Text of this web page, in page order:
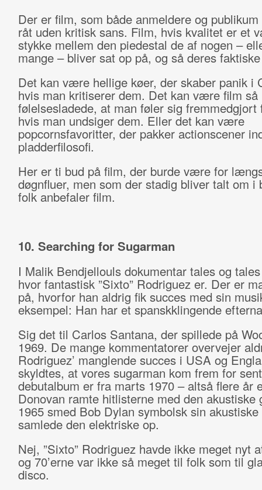
Der er film, som både anmeldere og
råt uden kritisk sans. Film, hvis kvalitet er et
stykke mellem den piedestal de af nogen –
mange – bliver sat op på, og så deres
Det kan være hellige køer, der skaber panik i
hvis man kritiserer dem. Det kan være film så
følelsesladede, at man føler sig fremmedgjort
hvis man undsiger dem. Eller det kan være
popcornsfavoritter, der pakker actionscener
pladderfilosofi.
Her er ti bud på film, der burde være for
døgnfluer, men som der stadig bliver talt om i
folk anbefaler film.
10. Searching for Sugarman
I Malik Bendjellouls dokumentar tales og
hvor fantastisk ”Sixto” Rodriguez er. Der er
på, hvorfor han aldrig fik succes med sin
eksempel: Han har et spanskklingende
Sig det til Carlos Santana, der spillede på
1969. De mange kommentatorer overvejer
Rodriguez’ manglende succes i USA og
skyldtes, at vores sugarman kom frem for
debutalbum er fra marts 1970 – altså flere år
Donovan ramte hitlisterne med den akustiske
1965 smed Bob Dylan symbolsk sin akustiske
samlede den elektriske op.
Nej, ”Sixto” Rodriguez havde ikke meget nyt
og 70’erne var ikke så meget til folk som til
disco.